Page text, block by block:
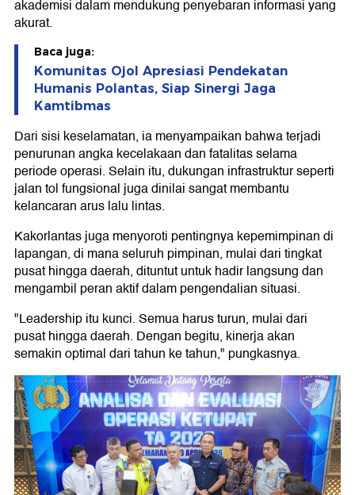
akademisi dalam mendukung penyebaran informasi yang
akurat.
Baca juga:
Komunitas Ojol Apresiasi Pendekatan
Humanis Polantas, Siap Sinergi Jaga
Kamtibmas
Dari sisi keselamatan, ia menyampaikan bahwa terjadi
penurunan angka kecelakaan dan fatalitas selama
periode operasi. Selain itu, dukungan infrastruktur seperti
jalan tol fungsional juga dinilai sangat membantu
kelancaran arus lalu lintas.
Kakorlantas juga menyoroti pentingnya kepemimpinan di
lapangan, di mana seluruh pimpinan, mulai dari tingkat
pusat hingga daerah, dituntut untuk hadir langsung dan
mengambil peran aktif dalam pengendalian situasi.
"Leadership itu kunci. Semua harus turun, mulai dari
pusat hingga daerah. Dengan begitu, kinerja akan
semakin optimal dari tahun ke tahun," pungkasnya.